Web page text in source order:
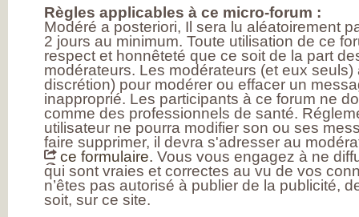
ENQUÊTE SUR
L’ARTHROSE
RÉSULTATS DE
PREMIÈRE
ENQUÊTE
SUR L’ARTHROSE
PARTICIPEZ À LA
GRANDE
POUR
VOS ATTENTES
DANS
L’ARTHROSE,
MALADIE DE
L’ARTICULATION
DE NOMBREUX
RÉPONDANTS
Règles applicables à ce micro-forum :
Modéré a posteriori, Il sera lu aléatoirement
2 jours au minimum. Toute utilisation de ce
respect et honnêteté que ce soit de la part
modérateurs. Les modérateurs (et eux
discrétion) pour modérer ou effacer un
inapproprié. Les participants à ce forum ne
comme des professionnels de santé.
utilisateur ne pourra modifier son ou ses
faire supprimer, il devra s'adresser au
ce formulaire. Vous vous engagez à ne
qui sont vraies et correctes au vu de vos
n’êtes pas autorisé à publier de la publicité,
soit, sur ce site.